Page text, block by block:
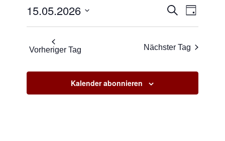
2026
Suche
und
SucheTag
15.05.2026
Datum
wählen.
Vorheriger Tag Nächster Tag
Kalender abonnieren